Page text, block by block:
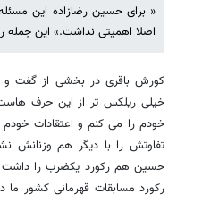
« برای حسین رضازاده این
اصلا اهمیتی نداشت.» این جمله
کورش باقری در بخشی از گفت
خیلی ریلکس تر از این حرف
خودم را می کنم و اعتقادات خودم
تفاوتش را با دیگر هم وزنانش
حسین هم رکورد یکضرب را
رکورد مسابقات قهرمانی کشور ما